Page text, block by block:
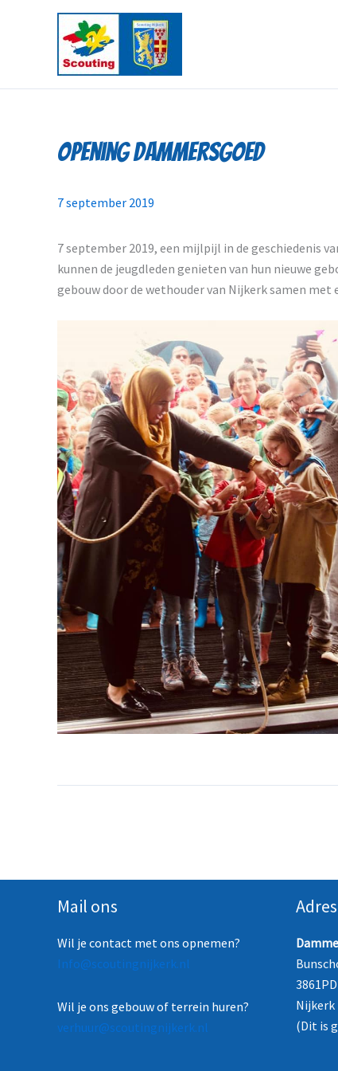
Opening Dammersgoed
7 september 2019
7 september 2019, een mijlpijl in de geschiedenis
kunnen de jeugdleden genieten van hun nieuwe
gebouw door de wethouder van Nijkerk samen met
Mail ons
Wil je contact met ons opnemen?
Info@scoutingnijkerk.nl
Wil je ons gebouw of terrein huren?
verhuur@scoutingnijkerk.nl
Adres
3861PD
Nijkerk
(Dit is